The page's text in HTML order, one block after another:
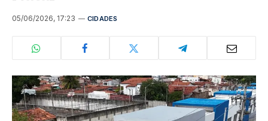
05/06/2026, 17:23 CIDADES